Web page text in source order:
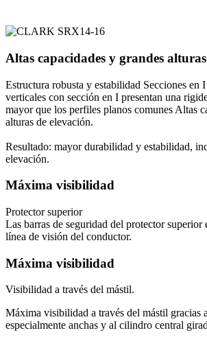
Altas capacidades y grandes
Estructura robusta y estabilidad Secciones en
verticales con sección en I presentan una
mayor que los perfiles planos comunes Altas
alturas de elevación.
Resultado: mayor durabilidad y estabilidad,
elevación.
Máxima visibilidad
Protector superior
Las barras de seguridad del protector superior
línea de visión del conductor.
Máxima visibilidad
Visibilidad a través del mástil.
Máxima visibilidad a través del mástil gracias
especialmente anchas y al cilindro central